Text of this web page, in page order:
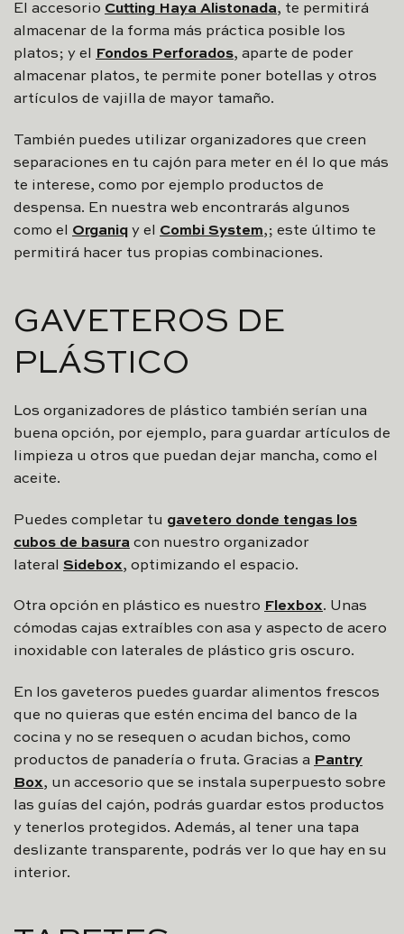
El accesorio Cutting Haya Alistonada, te permitirá
almacenar de la forma más práctica posible los
platos; y el
Fondos Perforados, aparte de poder
almacenar platos, te permite poner botellas y otros
artículos de vajilla de mayor tamaño.
También puedes utilizar organizadores que creen
separaciones en tu cajón para meter en él lo que más
te interese, como por ejemplo productos de
despensa. En nuestra web encontrarás algunos
como el Organiq y el Combi System,; este último te
permitirá hacer tus propias combinaciones.
GAVETEROS DE
PLÁSTICO
Los organizadores de plástico también serían una
buena opción, por ejemplo, para guardar artículos de
limpieza u otros que puedan dejar mancha, como el
aceite.
Puedes completar tu gavetero donde tengas los
cubos de basura con nuestro organizador
lateral Sidebox, optimizando el espacio.
Otra opción en plástico es nuestro Flexbox. Unas
cómodas cajas extraíbles con asa y aspecto de acero
inoxidable con laterales de plástico gris oscuro.
En los gaveteros puedes guardar alimentos frescos
que no quieras que estén encima del banco de la
cocina y no se resequen o acudan bichos, como
productos de panadería o fruta. Gracias a Pantry
Box, un accesorio que se instala superpuesto sobre
las guías del cajón, podrás guardar estos productos
y tenerlos protegidos. Además, al tener una tapa
deslizante transparente, podrás ver lo que hay en su
interior.